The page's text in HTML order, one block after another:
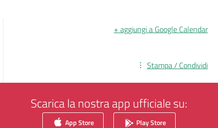
+ aggiungi a Google Calendar
Stampa / Condividi
Scarica la nostra app ufficiale su:
App Store Play Store